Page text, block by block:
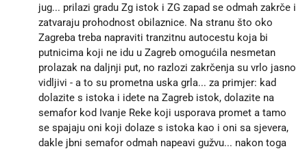
jug... prilazi gradu Zg istok i ZG zapad se odmah zakrče i
zatvaraju prohodnost obilaznice. Na stranu što oko
Zagreba treba napraviti tranzitnu autocestu koja bi
putnicima koji ne idu u Zagreb omogućila nesmetan
prolazak na daljnji put, no razlozi zakrčenja su vrlo jasno
vidljivi - a to su prometna uska grla... za primjer: kad
dolazite s istoka i idete na Zagreb istok, dolazite na
semafor kod Ivanje Reke koji usporava promet a tamo
se spajaju oni koji dolaze s istoka kao i oni sa sjevera,
dakle jbni semafor odmah napeavi gužvu... nakon toga